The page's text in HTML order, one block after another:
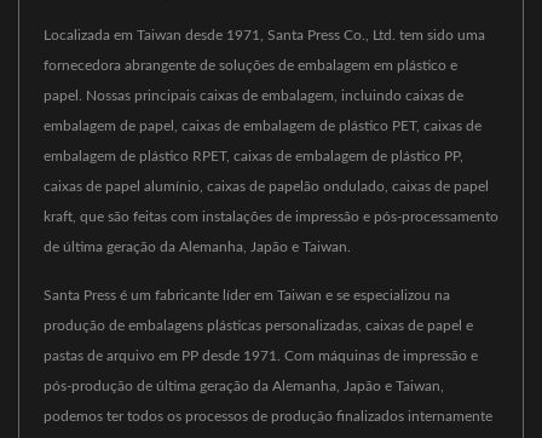
Localizada em Taiwan desde 1971, Santa Press Co., Ltd. tem sido uma
fornecedora abrangente de soluções de embalagem em plástico e
papel. Nossas principais caixas de embalagem, incluindo caixas de
embalagem de papel, caixas de embalagem de plástico PET, caixas de
embalagem de plástico RPET, caixas de embalagem de plástico PP,
caixas de papel alumínio, caixas de papelão ondulado, caixas de papel
kraft, que são feitas com instalações de impressão e pós-processamento
de última geração da Alemanha, Japão e Taiwan.
Santa Press é um fabricante líder em Taiwan e se especializou na
produção de embalagens plásticas personalizadas, caixas de papel e
pastas de arquivo em PP desde 1971. Com máquinas de impressão e
pós-produção de última geração da Alemanha, Japão e Taiwan,
podemos ter todos os processos de produção finalizados internamente